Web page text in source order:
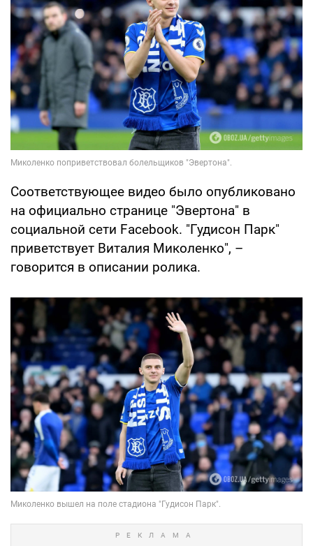
Соответствующее видео было опубликовано
на официально странице "Эвертона" в
социальной сети Facebook. "Гудисон Парк"
приветствует Виталия Миколенко", –
говорится в описании ролика.